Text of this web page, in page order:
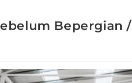
Bepergian /